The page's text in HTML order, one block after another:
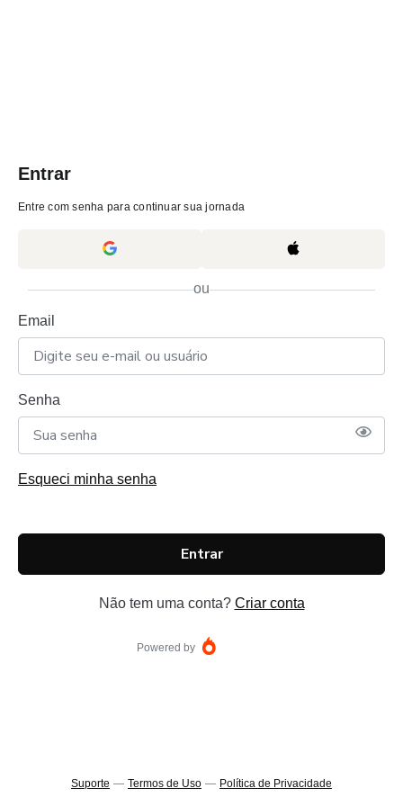
Entrar
Entre com senha para continuar sua jornada
ou
Email
Senha
Esqueci minha senha
Entrar
Não tem uma conta? Criar conta
Powered by
Suporte — Termos de Uso — Política de Privacidade